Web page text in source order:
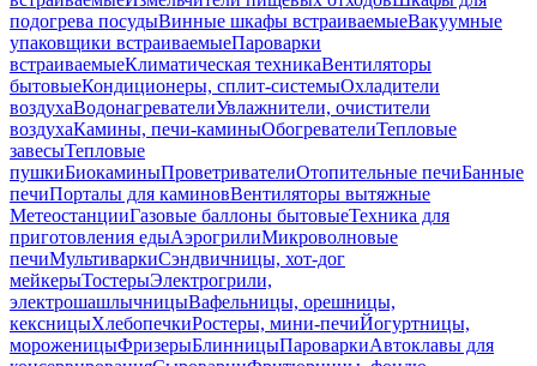
подогрева посудыВинные шкафы встраиваемыеВакуумные
упаковщики встраиваемыеПароварки
встраиваемыеКлиматическая техникаВентиляторы
бытовыеКондиционеры, сплит-системыОхладители
воздухаВодонагревателиУвлажнители, очистители
воздухаКамины, печи-каминыОбогревателиТепловые
завесыТепловые
пушкиБиокаминыПроветривателиОтопительные печиБанные
печиПорталы для каминовВентиляторы вытяжные
МетеостанцииГазовые баллоны бытовыеТехника для
приготовления едыАэрогрилиМикроволновые
печиМультиваркиСэндвичницы, хот-дог
мейкерыТостерыЭлектрогрили,
электрошашлычницыВафельницы, орешницы,
кексницыХлебопечкиРостеры, мини-печиЙогуртницы,
мороженицыФризерыБлинницыПароваркиАвтоклавы для